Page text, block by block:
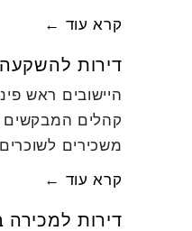
קרא עוד ←
דירות
היישובים ראש
קהלים המבקשים
משכירים
קרא עוד ←
דירות למכירה